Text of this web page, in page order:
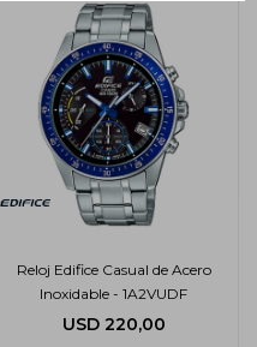
Reloj Edifice Casual de Acero
Inoxidable - 1A2VUDF
USD 220,00